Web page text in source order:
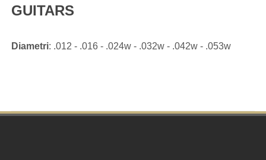
GUITARS
Diametri: .012 - .016 - .024w - .032w - .042w - .053w